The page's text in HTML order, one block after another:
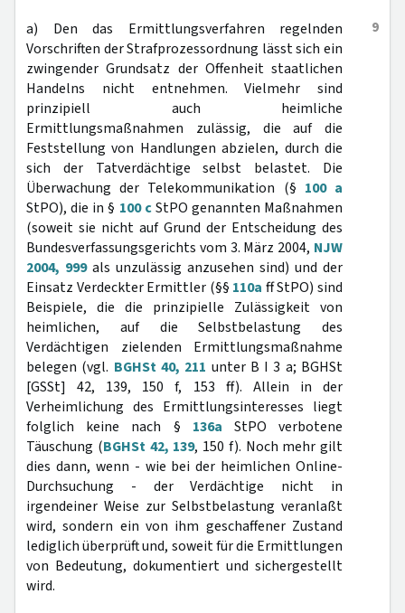
9
a) Den das Ermittlungsverfahren regelnden
Vorschriften der Strafprozessordnung lässt sich ein
zwingender Grundsatz der Offenheit staatlichen
Handelns nicht entnehmen. Vielmehr sind
prinzipiell auch heimliche
Ermittlungsmaßnahmen zulässig, die auf die
Feststellung von Handlungen abzielen, durch die
sich der Tatverdächtige selbst belastet. Die
Überwachung der Telekommunikation (§ 100 a
StPO), die in § 100 cStPO genannten Maßnahmen
(soweit sie nicht auf Grund der Entscheidung des
Bundesverfassungsgerichts vom 3. März 2004, NJW
2004, 999als unzulässig anzusehen sind) und der
Einsatz Verdeckter Ermittler (§§ 110a ff StPO) sind
Beispiele, die die prinzipielle Zulässigkeit von
heimlichen, auf die Selbstbelastung des
Verdächtigen zielenden Ermittlungsmaßnahme
belegen (vgl. BGHSt 40, 211 unter B I 3 a; BGHSt
[GSSt] 42, 139, 150 f, 153 ff). Allein in der
Verheimlichung des Ermittlungsinteresses liegt
folglich keine nach § 136a StPO verbotene
Täuschung (BGHSt 42, 139, 150 f). Noch mehr gilt
dies dann, wenn - wie bei der heimlichen Online-
Durchsuchung - der Verdächtige nicht in
irgendeiner Weise zur Selbstbelastung veranlaßt
wird, sondern ein von ihm geschaffener Zustand
lediglich überprüft und, soweit für die Ermittlungen
von Bedeutung, dokumentiert und sichergestellt
wird.